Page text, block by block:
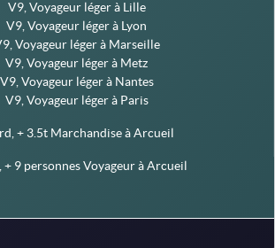
V9, Voyageur léger à Lille
V9, Voyageur léger à Lyon
Voyageur léger à Marseille
V9, Voyageur léger à Metz
V9, Voyageur léger à Nantes
V9, Voyageur léger à Paris
+ 3.5t Marchandise à Arcueil
+ 9 personnes Voyageur à Arcueil